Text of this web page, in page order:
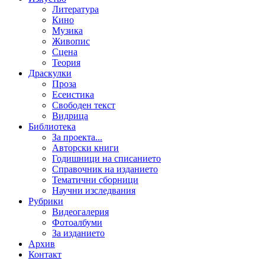
Литература
Кино
Музика
Живопис
Сцена
Теория
Драскулки
Проза
Есеистика
Свободен текст
Видрица
Библиотека
За проекта...
Авторски книги
Годишници на списанието
Справочник на изданието
Тематични сборници
Научни изследвания
Рубрики
Видеогалерия
Фотоалбуми
За изданието
Архив
Контакт